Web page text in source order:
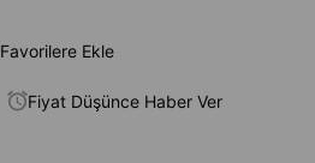
Favorilere Ekle
Fiyat Düşünce Haber Ver